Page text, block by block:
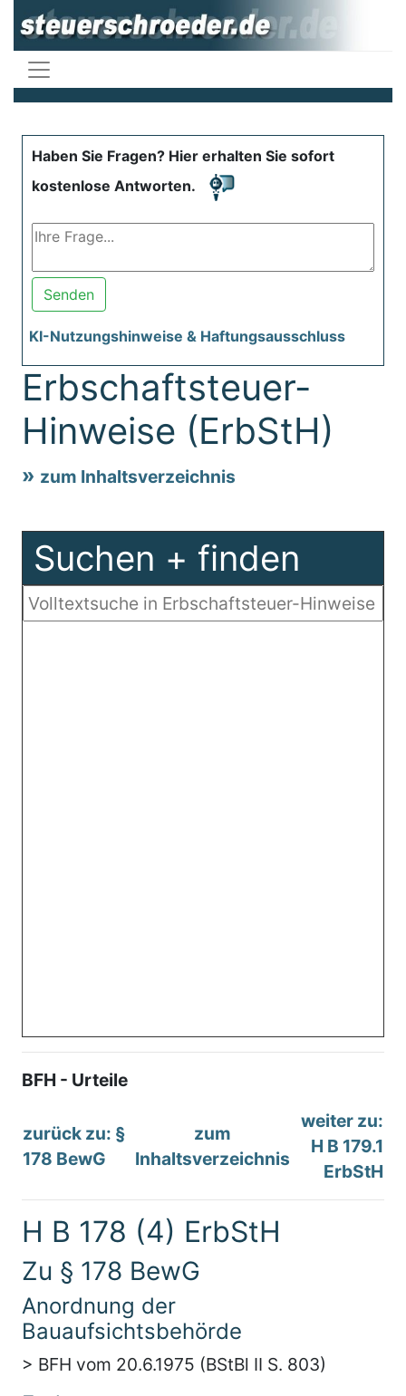
Haben Sie Fragen? Hier erhalten Sie sofort
kostenlose Antworten.
Senden
KI-Nutzungshinweise & Haftungsausschluss
Erbschaftsteuer-
Hinweise (ErbStH)
zum Inhaltsverzeichnis
Suchen + finden
BFH - Urteile
zurück zu: §
178 BewG
zum
Inhaltsverzeichnis
weiter zu:
H B 179.1
ErbStH
H B 178 (4) ErbStH
Zu § 178 BewG
Anordnung der
Bauaufsichtsbehörde
> BFH vom 20.6.1975 (BStBl II S. 803)